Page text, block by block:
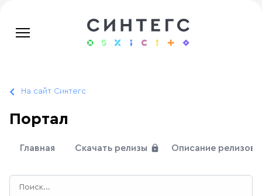
На сайт Синтегс
Портал
Главная Скачать релизы Описание релизов